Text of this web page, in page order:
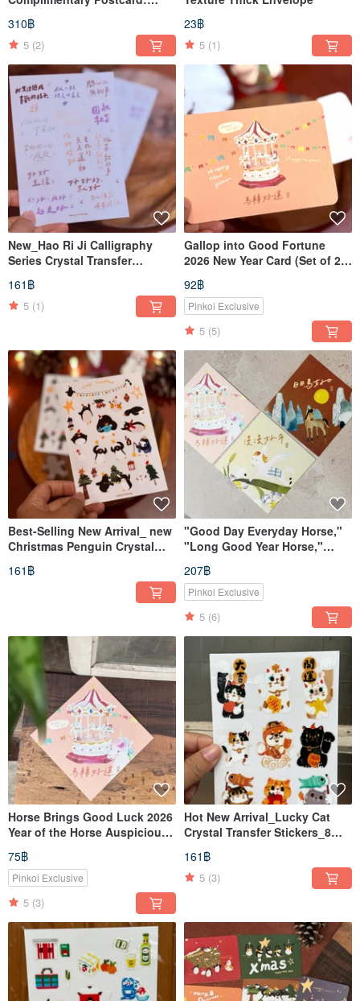
Journey" (Set of 12) / Year of
the Horse Gold-Foil Red
310฿
5 (2)
23฿
5 (1)
New_Hao Ri Ji Calligraphy
Series Crystal Transfer
161฿
5 (1)
Gallop into Good Fortune
2026 New Year Card (Set of 2) -
Colorful Strokes
92฿
Pinkoi Exclusive
5 (5)
Best-Selling New Arrival_ new
Christmas Penguin Crystal
161฿
"Good Day Everyday Horse,"
"Long Good Year Horse,"
Watercolor Double-Sided
Square Panels Three-Piece
207฿
Pinkoi Exclusive
5 (6)
Horse Brings Good Luck 2026
Year of the Horse Auspicious
Scroll_Also a Postcard
75฿
Pinkoi Exclusive
5 (3)
Hot New Arrival_Lucky Cat
Crystal Transfer Stickers_8
161฿
5 (3)